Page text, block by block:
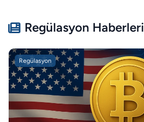
Regülasyon Haberleri
Regülasyon